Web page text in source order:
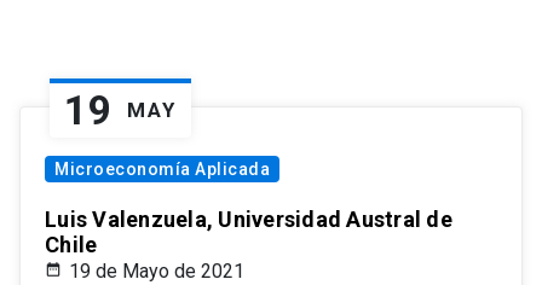
19 MAY
Microeconomía Aplicada
Luis Valenzuela, Universidad Austral de
Chile
19 de Mayo de 2021